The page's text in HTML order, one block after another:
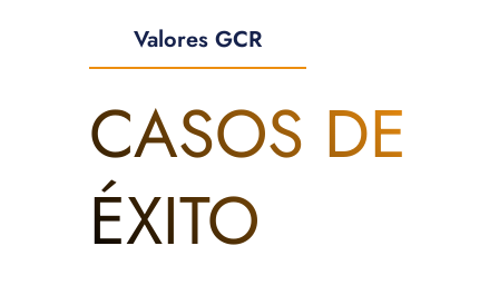
Valores GCR
CASOS DE
ÉXITO